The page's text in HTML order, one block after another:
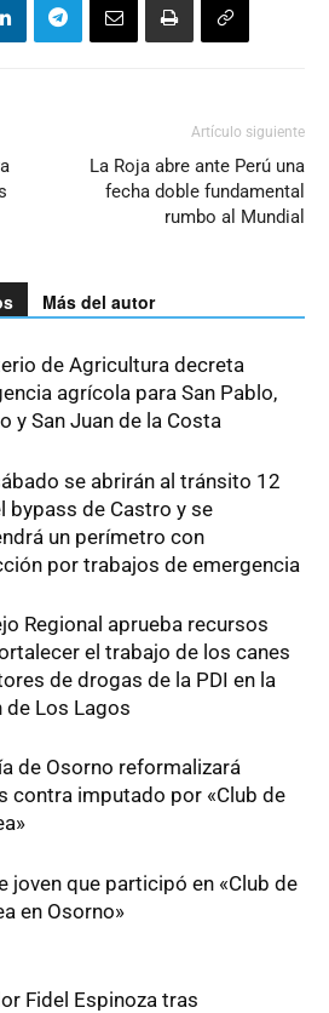
Artículo siguiente
La Roja abre ante Perú una
fecha doble fundamental
rumbo al Mundial
Más del autor
de Agricultura decreta
agrícola para San Pablo,
y San Juan de la Costa
se abrirán al tránsito 12
bypass de Castro y se
un perímetro con
por trabajos de emergencia
Regional aprueba recursos
el trabajo de los canes
de drogas de la PDI en la
de Los Lagos
de Osorno reformalizará
contra imputado por «Club de
joven que participó en «Club de
en Osorno»
Fidel Espinoza tras